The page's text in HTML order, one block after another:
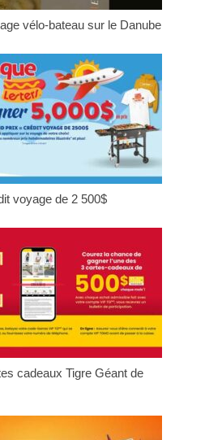
vélo-bateau sur le Danube
voyage de 2 500$
cadeaux Tigre Géant de